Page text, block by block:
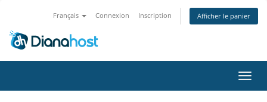
Français Connexion Inscription Afficher le panier
la